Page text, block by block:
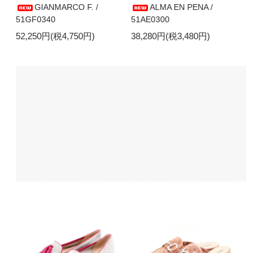
GIANMARCO F. /
51GF0340
52,250円(税4,750円)
ALMA EN PENA /
51AE0300
38,280円(税3,480円)